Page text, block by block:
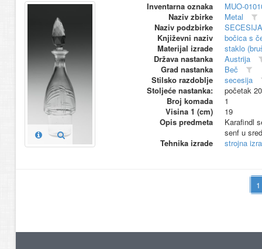
Inventarna oznaka
MUO-
Naziv zbirke
Metal
Naziv podzbirke
SECESIJA
Književni naziv
bočica s
Materijal izrade
staklo
Država nastanka
Austrija
Grad nastanka
Beč
Stilsko razdoblje
secesija
Stoljeće nastanka:
početak 20
Broj komada
1
Visina 1 (cm)
19
Opis predmeta
Karafindl
senf u
Tehnika izrade
strojna